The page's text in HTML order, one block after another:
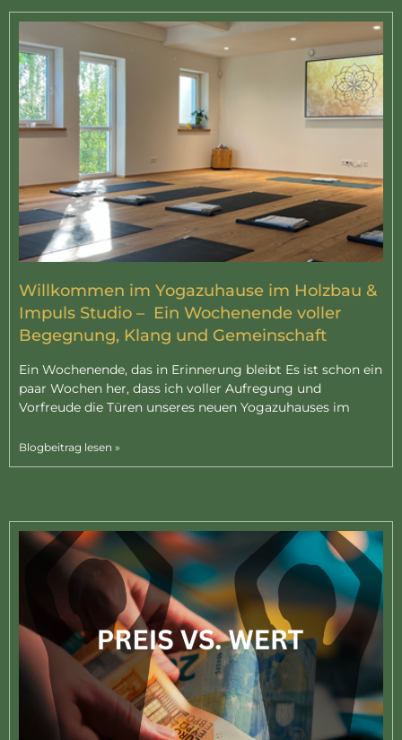
Willkommen im Yogazuhause im Holzbau &
Impuls Studio – Ein Wochenende voller
Begegnung, Klang und Gemeinschaft
Ein Wochenende, das in Erinnerung bleibt Es ist schon ein
paar Wochen her, dass ich voller Aufregung und
Vorfreude die Türen unseres neuen Yogazuhauses im
Blogbeitrag lesen »